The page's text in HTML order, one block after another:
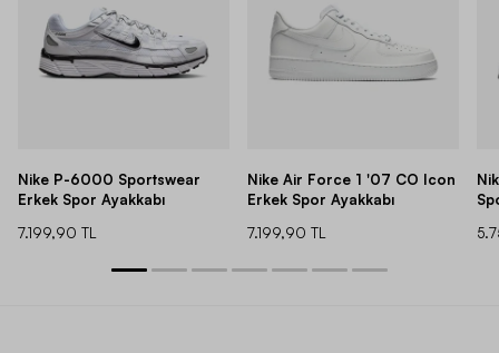
Nike P-6000 Sportswear
Erkek Spor Ayakkabı
7.199,90 TL
Nike Air Force 1 '07 CO Icon
Erkek Spor Ayakkabı
7.199,90 TL